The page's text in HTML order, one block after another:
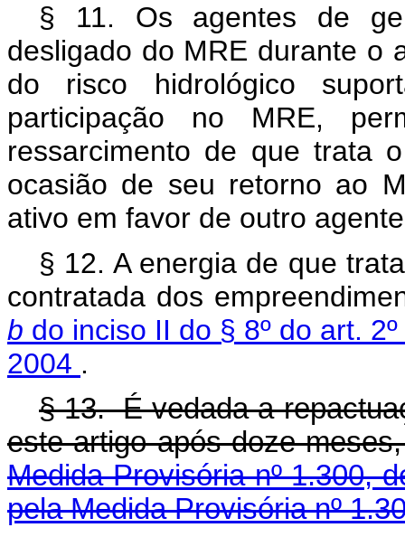
§ 11. Os agentes de
desligado do MRE durante o
do risco hidrológico
participação no MRE,
ressarcimento de que trata
ocasião de seu retorno ao
ativo em favor de outro
§ 12. A energia de que
contratada dos
b do inciso II do § 8º do art.
2004 .
§ 13. É vedada a
este artigo após doze
Medida Provisória nº 1.300,
pela Medida Provisória nº